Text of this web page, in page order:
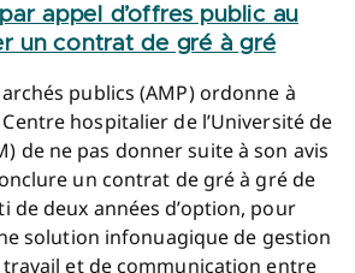
appel d’offres public au
un contrat de gré à gré
publics (AMP) ordonne à
hospitalier de l’Université de
de ne pas donner suite à son avis
un contrat de gré à gré de
de deux années d’option, pour
solution infonuagique de gestion
et de communication entre